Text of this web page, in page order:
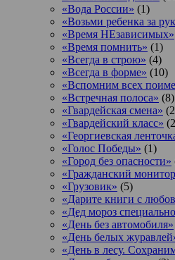
«Вода России» (1)
«Возьми ребенка за
«Время НЕзависимых»
«Время помнить» (1)
«Всегда в строю» (4)
«Всегда в форме» (10)
«Вспомним всех
«Встречная полоса» (8)
«Гвардейская смена»
«Гвардейский класс»
«Георгиевская
«Голос Победы» (1)
«Город без опасности»
«Гражданский
«Грузовик» (5)
«Дарите книги с
«Дед мороз
«День без автомобиля»
«День белых
«День в лесу.